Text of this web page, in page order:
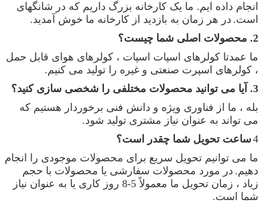
انجام داده ایم. ما یک کارخانه بزرگ داریم که در شانگهای
است. در هر زمان به بازدید از کارخانه ما خوش آمدید.
2. محصولات اصلی شما چیست؟
ما عمدتا کولرهای اسپات اسپات ، کولرهای هوای قابل حمل
، کولرهای اسپرت صنعتی و غیره را تولید می کنیم.
3. آیا می توانید محصولات مختلفی را شخصی سازی کنید؟
بله ، ما از فناوری ویژه و دانش فنی برخوردار هستیم که
می تواند به عنوان نیاز مشتری تولید شود.
4ساعت تحویل شما چقدر است؟
ما می توانیم تحویل سریع برای محصولات موجودی را انجام
دهیم. در مورد محصولات سفارشی یا محصولات با حجم
زیاد ، زمان تحویل ما معمولاً 5-8 روز کاری یا به عنوان نیاز
شما است.